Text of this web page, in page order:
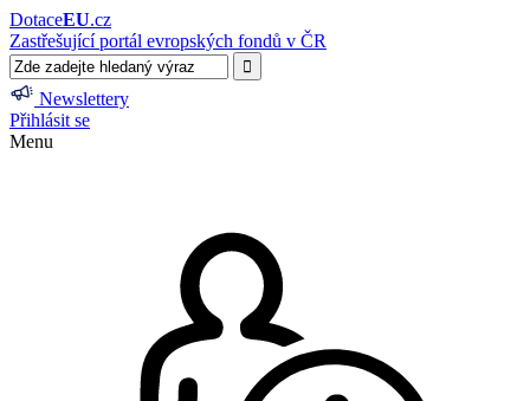
DotaceEU.cz
Zastřešující portál evropských fondů v ČR
Newslettery
Přihlásit se
Menu